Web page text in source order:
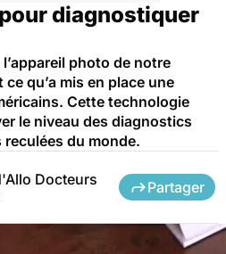
diagnostiquer
photo de notre
qu’a mis en place une
Cette technologie
le niveau des diagnostics
du monde.
Docteurs Partager